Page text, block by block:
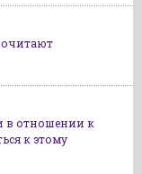
в отношении к
к этому